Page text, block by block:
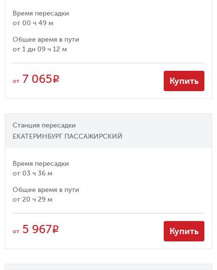
Время пересадки
от 00 ч 49 м
Общее время в пути
от 1 дн 09 ч 12 м
от 7 065R Купить
Станция пересадки
ЕКАТЕРИНБУРГ ПАССАЖИРСКИЙ
Время пересадки
от 03 ч 36 м
Общее время в пути
от 20 ч 29 м
от 5 967R Купить